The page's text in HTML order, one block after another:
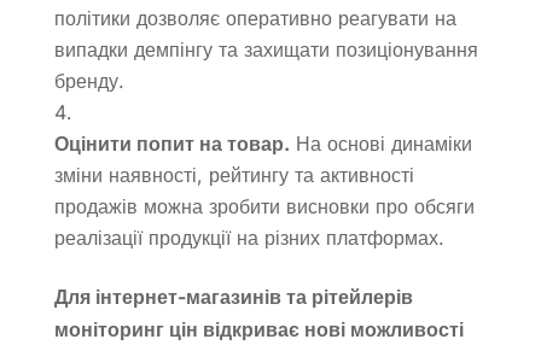
політики дозволяє оперативно реагувати на
випадки демпінгу та захищати позиціонування
бренду.
Оцінити попит на товар. На основі динаміки
зміни наявності, рейтингу та активності
продажів можна зробити висновки про обсяги
реалізації продукції на різних платформах.
Для інтернет-магазинів та рітейлерів
моніторинг цін відкриває нові можливості